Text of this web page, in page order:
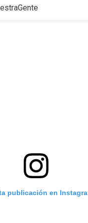
publicación en